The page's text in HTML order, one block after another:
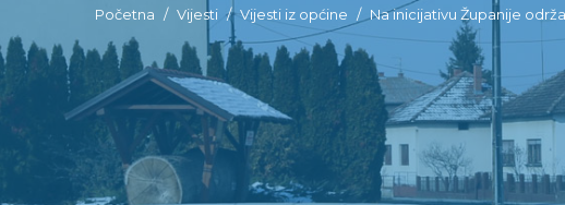
Početna Vijesti Vijesti iz općine Na inicijativu Županije